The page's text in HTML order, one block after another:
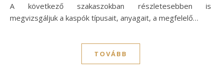
A következő szakaszokban részletesebben is
megvizsgáljuk a kaspók típusait, anyagait, a megfelelő…
TOVÁBB